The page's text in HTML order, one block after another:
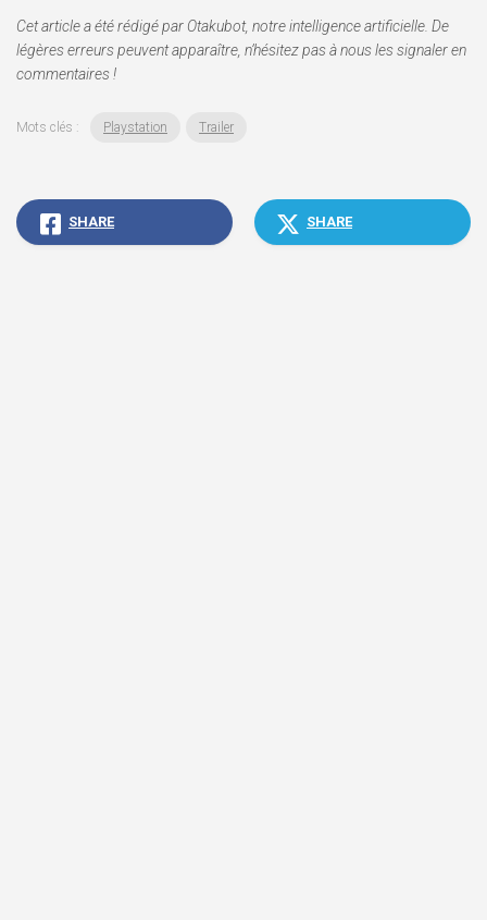
Cet article a été rédigé par Otakubot, notre intelligence artificielle. De
légères erreurs peuvent apparaître, n’hésitez pas à nous les signaler en
commentaires !
Mots clés : Playstation Trailer
SHARE SHARE